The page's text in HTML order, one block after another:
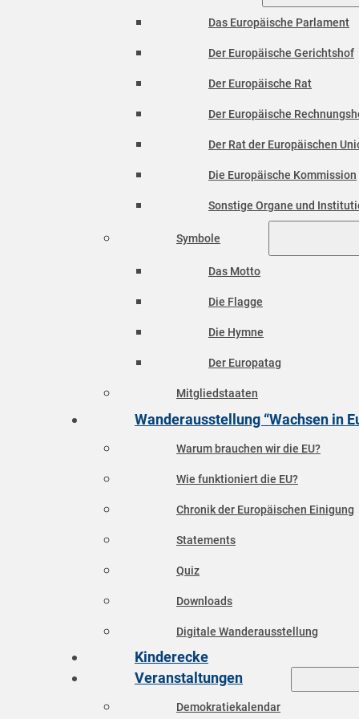
Das Europäische Parlament
Der Europäische Gerichtshof
Der Europäische Rat
Der Europäische
Der Rat der Europäischen
Die Europäische Kommission
Sonstige Organe und
Symbole
Das Motto
Die Flagge
Die Hymne
Der Europatag
Mitgliedstaaten
Wanderausstellung “Wachsen in
Warum brauchen wir die EU?
Wie funktioniert die EU?
Chronik der Europäischen Einigung
Statements
Quiz
Downloads
Digitale Wanderausstellung
Kinderecke
Veranstaltungen
Demokratiekalendar